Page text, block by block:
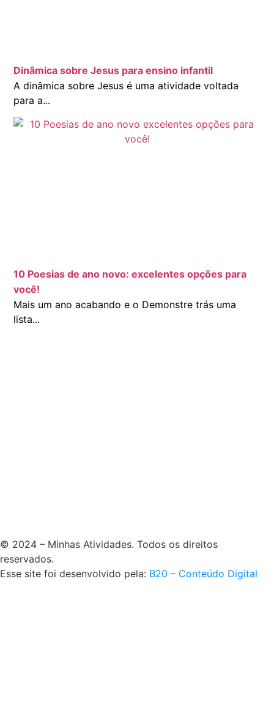
Dinâmica sobre Jesus para ensino infantil
A dinâmica sobre Jesus é uma atividade voltada
para a...
10 Poesias de ano novo: excelentes opções para
você!
Mais um ano acabando e o Demonstre trás uma
lista...
© 2024 – Minhas Atividades. Todos os direitos
reservados.
Esse site foi desenvolvido pela: B20 – Conteúdo Digital